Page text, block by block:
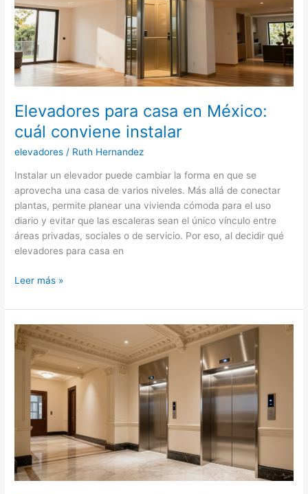
México
Elevadores para casa en México:
cuál conviene instalar
elevadores / Ruth Hernandez
Instalar un elevador puede cambiar la forma en que se
aprovecha una casa de varios niveles. Más allá de conectar
plantas, permite planear una vivienda cómoda para el uso
diario y evitar que las escaleras sean el único vínculo entre
áreas privadas, sociales o de servicio. Por eso, al decidir qué
elevadores para casa en
Elevadores
casa
en
México:
cuál
conviene
Leer más »